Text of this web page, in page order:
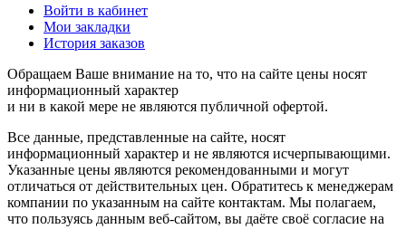
Войти в кабинет
Мои закладки
История заказов
Обращаем Ваше внимание на то, что на сайте цены носят
информационный характер
и ни в какой мере не являются публичной офертой.
Все данные, представленные на сайте, носят
информационный характер и не являются исчерпывающими.
Указанные цены являются рекомендованными и могут
отличаться от действительных цен. Обратитесь к менеджерам
компании по указанным на сайте контактам. Мы полагаем,
что пользуясь данным веб-сайтом, вы даёте своё согласие на